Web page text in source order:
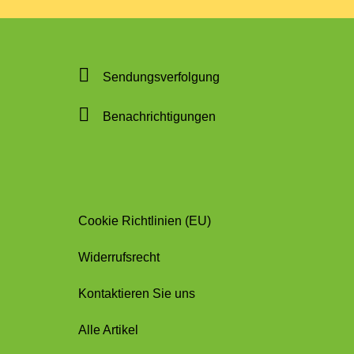
Sendungsverfolgung
Benachrichtigungen
Cookie Richtlinien (EU)
Widerrufsrecht
Kontaktieren Sie uns
Alle Artikel